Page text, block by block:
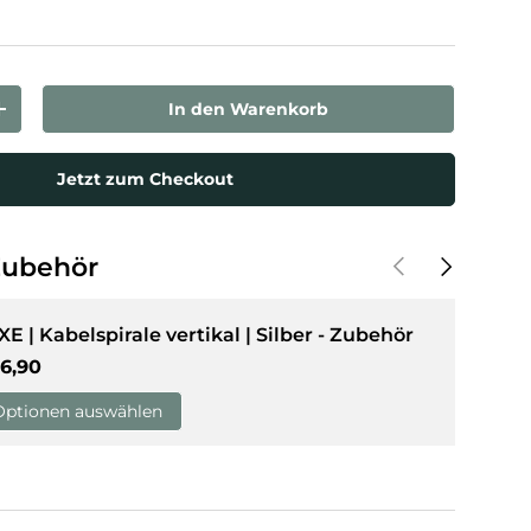
erhöhen In den Warenkorb
Jetzt zum Checkout
VorherigeNächste
| Kabelspirale vertikal | Silber - Zubehör
Preis
auswählen